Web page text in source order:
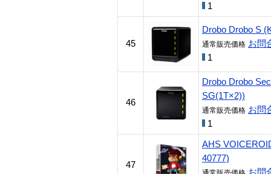
1
45
Drobo Drobo S
通常販売価格 お問
1
46
Drobo Drobo
SG(1T×2))
通常販売価格 お問
1
47
AHS
40777)